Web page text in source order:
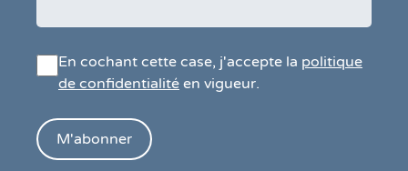
En cochant cette case, j'accepte la politique
de confidentialité en vigueur.